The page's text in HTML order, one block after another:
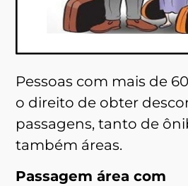
Pessoas com mais de
o direito de obter
passagens, tanto de
também áreas.
Passagem área com